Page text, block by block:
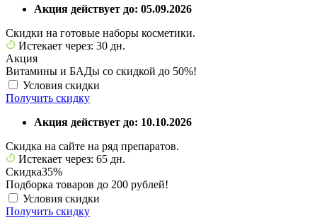
Акция действует до: 05.09.2026
Скидки на готовые наборы косметики.
Истекает через: 30 дн.
Акция
Витамины и БАДы со скидкой до 50%!
Условия скидки
Получить скидку
Акция действует до: 10.10.2026
Скидка на сайте на ряд препаратов.
Истекает через: 65 дн.
Скидка35%
Подборка товаров до 200 рублей!
Условия скидки
Получить скидку